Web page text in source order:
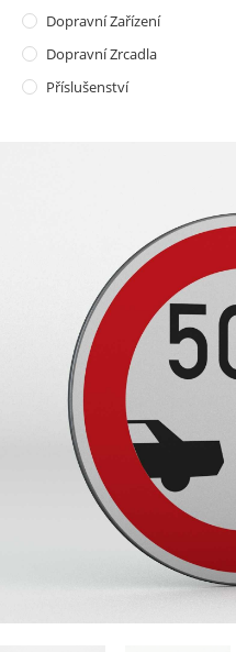
Dopravní Zařízení
Dopravní Zrcadla
Příslušenství